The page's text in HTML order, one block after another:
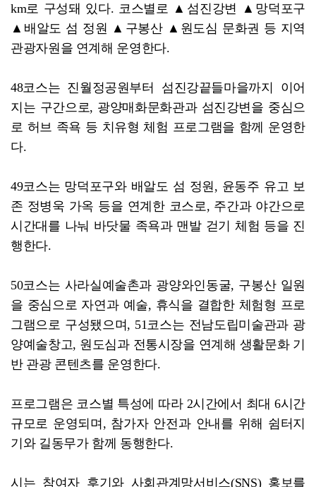
km로 구성돼 있다. 코스별로 ▲섬진강변 ▲망덕포구
▲배알도 섬 정원 ▲구봉산 ▲원도심 문화권 등 지역
관광자원을 연계해 운영한다.
48코스는 진월정공원부터 섬진강끝들마을까지 이어
지는 구간으로, 광양매화문화관과 섬진강변을 중심으
로 허브 족욕 등 치유형 체험 프로그램을 함께 운영한
다.
49코스는 망덕포구와 배알도 섬 정원, 윤동주 유고 보
존 정병욱 가옥 등을 연계한 코스로, 주간과 야간으로
시간대를 나눠 바닷물 족욕과 맨발 걷기 체험 등을 진
행한다.
50코스는 사라실예술촌과 광양와인동굴, 구봉산 일원
을 중심으로 자연과 예술, 휴식을 결합한 체험형 프로
그램으로 구성됐으며, 51코스는 전남도립미술관과 광
양예술창고, 원도심과 전통시장을 연계해 생활문화 기
반 관광 콘텐츠를 운영한다.
프로그램은 코스별 특성에 따라 2시간에서 최대 6시간
규모로 운영되며, 참가자 안전과 안내를 위해 쉼터지
기와 길동무가 함께 동행한다.
시는 참여자 후기와 사회관계망서비스(SNS) 홍보를